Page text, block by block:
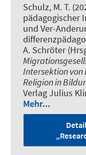
Schulz, M. T.
pädagogischer
und Ver-
A. Schröter
Intersektion
Religion in
Verlag Julius
Mehr...